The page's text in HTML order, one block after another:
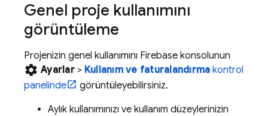
Genel proje kullanımını
görüntüleme
Projenizin genel kullanımını Firebase konsolunun
settings Ayarlar> Kullanım ve faturalandırma kontrol
panelinde
görüntüleyebilirsiniz.
Aylık kullanımınızı ve kullanım düzeylerinizin